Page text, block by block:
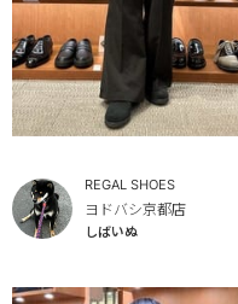
REGAL SHOES
ヨドバシ京都店
しばいぬ